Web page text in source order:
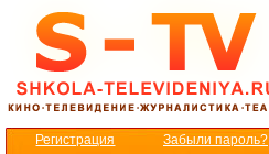
Регистрация Забыли пароль?